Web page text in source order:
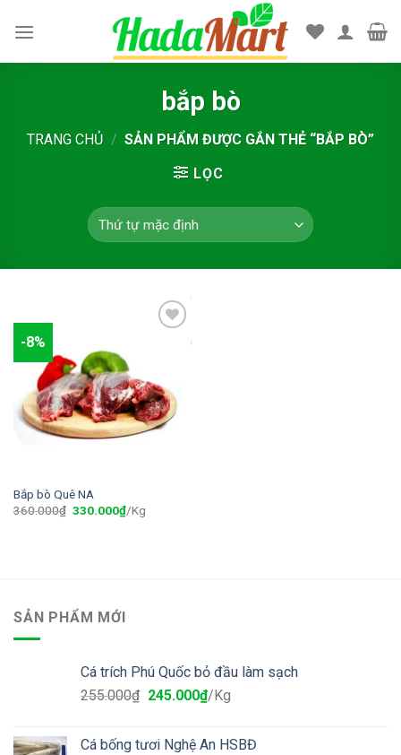
bắp bò
TRANG CHỦ / SẢN PHẨM ĐƯỢC GẮN THẺ “BẮP BÒ”
LỌC
-8%
Bắp bò Quê NA
360.000₫ 330.000₫/Kg
SẢN PHẨM MỚI
Cá trích Phú Quốc bỏ đầu làm sạch
255.000₫ 245.000₫/Kg
Cá bống tươi Nghệ An HSBĐ